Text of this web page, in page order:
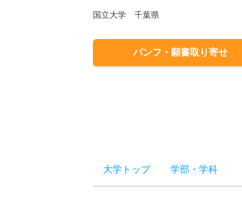
国立大学 千葉県
パンフ・願書取り寄せ
大学トップ 学部 ・ 学科